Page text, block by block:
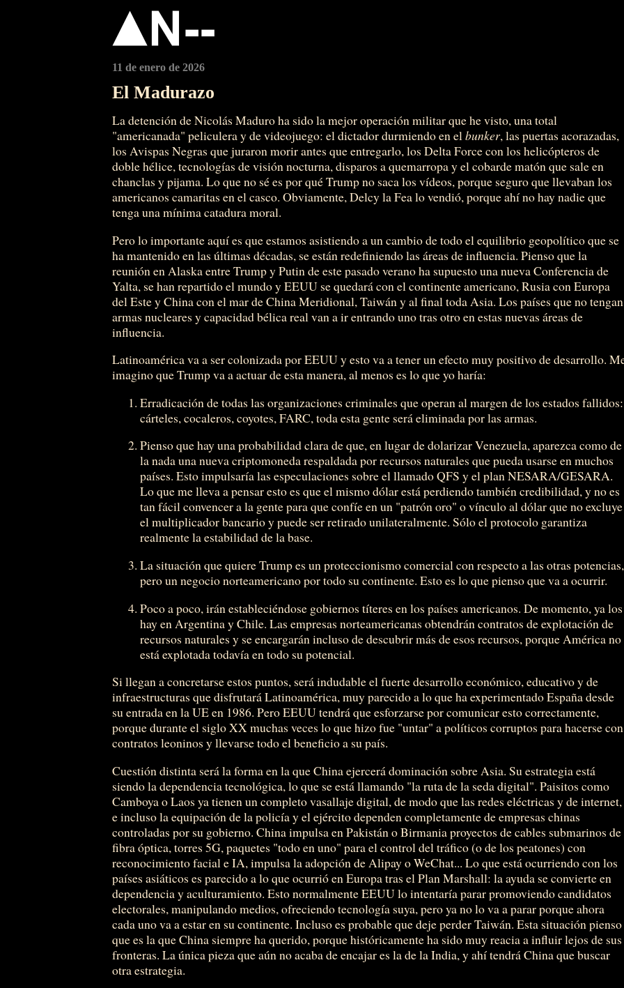
11 de enero de 2026
El Madurazo
La detención de Nicolás Maduro ha sido la mejor operación militar que he visto, una total
"americanada" peliculera y de videojuego: el dictador durmiendo en elbunker, las puertas acorazadas,
los Avispas Negras que juraron morir antes que entregarlo, los Delta Force con los helicópteros de
doble hélice, tecnologías de visión nocturna, disparos a quemarropa y el cobarde matón que sale en
chanclas y pijama. Lo que no sé es por qué Trump no saca los vídeos, porque seguro que llevaban los
americanos camaritas en el casco. Obviamente, Delcy la Fea lo vendió, porque ahí no hay nadie que
tenga una mínima catadura moral.
Pero lo importante aquí es que estamos asistiendo a un cambio de todo el equilibrio geopolítico que se
ha mantenido en las últimas décadas, se están redefiniendo las áreas de influencia. Pienso que la
reunión en Alaska entre Trump y Putin de este pasado verano ha supuesto una nueva Conferencia de
Yalta, se han repartido el mundo y EEUU se quedará con el continente americano, Rusia con Europa
del Este y China con el mar de China Meridional, Taiwán y al final toda Asia. Los países que no tengan
armas nucleares y capacidad bélica real van a ir entrando uno tras otro en estas nuevas áreas de
influencia.
Latinoamérica va a ser colonizada por EEUU y esto va a tener un efecto muy positivo de desarrollo.
imagino que Trump va a actuar de esta manera, al menos es lo que yo haría:
Erradicación de todas las organizaciones criminales que operan al margen de los estados fallidos:
cárteles, cocaleros, coyotes, FARC, toda esta gente será eliminada por las armas.
Pienso que hay una probabilidad clara de que, en lugar de dolarizar Venezuela, aparezca como de
la nada una nueva criptomoneda respaldada por recursos naturales que pueda usarse en muchos
países. Esto impulsaría las especulaciones sobre el llamado QFS y el plan NESARA/GESARA.
Lo que me lleva a pensar esto es que el mismo dólar está perdiendo también credibilidad, y no es
tan fácil convencer a la gente para que confíe en un "patrón oro" o vínculo al dólar que no excluye
el multiplicador bancario y puede ser retirado unilateralmente. Sólo el protocolo garantiza
realmente la estabilidad de la base.
La situación que quiere Trump es un proteccionismo comercial con respecto a las otras potencias,
pero un negocio norteamericano por todo su continente. Esto es lo que pienso que va a ocurrir.
Poco a poco, irán estableciéndose gobiernos títeres en los países americanos. De momento, ya los
hay en Argentina y Chile. Las empresas norteamericanas obtendrán contratos de explotación de
recursos naturales y se encargarán incluso de descubrir más de esos recursos, porque América no
está explotada todavía en todo su potencial.
Si llegan a concretarse estos puntos, será indudable el fuerte desarrollo económico, educativo y de
infraestructuras que disfrutará Latinoamérica, muy parecido a lo que ha experimentado España desde
su entrada en la UE en 1986. Pero EEUU tendrá que esforzarse por comunicar esto correctamente,
porque durante el siglo XX muchas veces lo que hizo fue "untar" a políticos corruptos para hacerse con
contratos leoninos y llevarse todo el beneficio a su país.
Cuestión distinta será la forma en la que China ejercerá dominación sobre Asia. Su estrategia está
siendo la dependencia tecnológica, lo que se está llamando "la ruta de la seda digital". Paisitos como
Camboya o Laos ya tienen un completo vasallaje digital, de modo que las redes eléctricas y de internet,
e incluso la equipación de la policía y el ejército dependen completamente de empresas chinas
controladas por su gobierno. China impulsa en Pakistán o Birmania proyectos de cables submarinos de
fibra óptica, torres 5G, paquetes "todo en uno" para el control del tráfico (o de los peatones) con
reconocimiento facial e IA, impulsa la adopción de Alipay o WeChat... Lo que está ocurriendo con los
países asiáticos es parecido a lo que ocurrió en Europa tras el Plan Marshall: la ayuda se convierte en
dependencia y aculturamiento. Esto normalmente EEUU lo intentaría parar promoviendo candidatos
electorales, manipulando medios, ofreciendo tecnología suya, pero ya no lo va a parar porque ahora
cada uno va a estar en su continente. Incluso es probable que deje perder Taiwán. Esta situación pienso
que es la que China siempre ha querido, porque históricamente ha sido muy reacia a influir lejos de sus
fronteras. La única pieza que aún no acaba de encajar es la de la India, y ahí tendrá China que buscar
otra estrategia.